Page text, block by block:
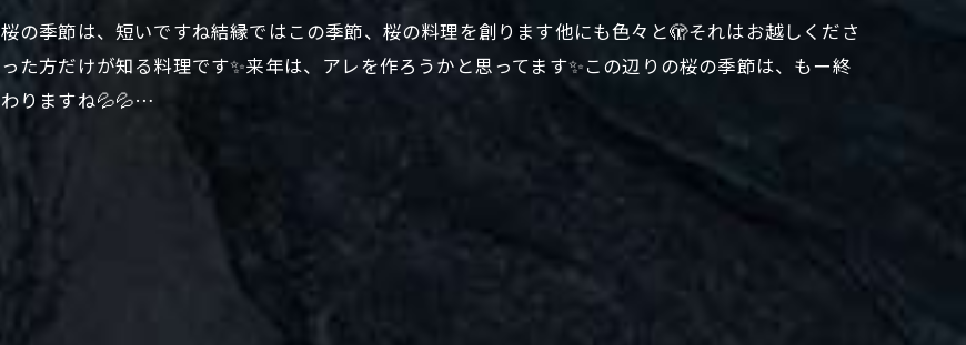
桜の季節は、短いですね結縁ではこの季節、桜の料理を創ります他にも色々と🫣それはお越しくださ
った方だけが知る料理です✨来年は、アレを作ろうかと思ってます✨この辺りの桜の季節は、もー終
わりますね💦💦…